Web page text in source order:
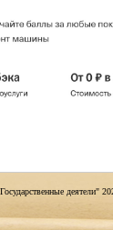
деятели"